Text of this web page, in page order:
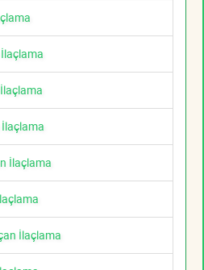
İlaçlama
İlaçlama